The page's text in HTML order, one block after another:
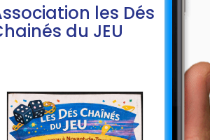
les Dés
du JEU